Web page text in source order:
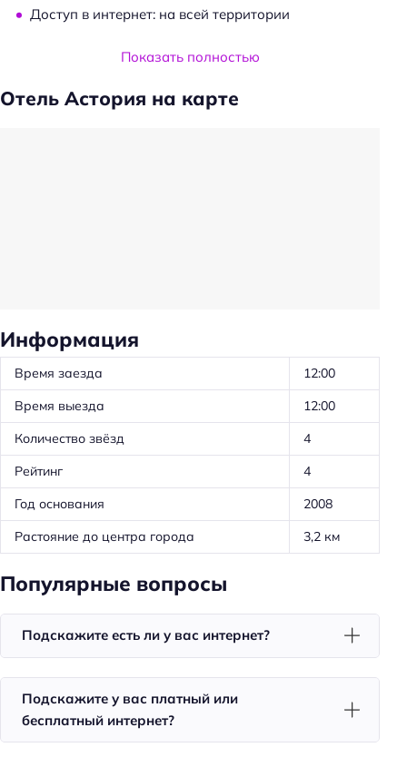
Доступ в интернет: на всей территории
Услуги и удобства
Оборудование для кухни: чайник
Тип сейфа: в номере
Удобства в номерах
Чай/кофе в номерах
Номера для некурящих
Телевизор в номере
Утюг
Уборка
Питание
Завтрак
Показать полностью
Отель Астория на карте
Информация
Время заезда
12:00
Время выезда
12:00
Количество звёзд
4
Рейтинг
4
Год основания
2008
Растояние до центра города
3,2 км
Популярные вопросы
Подскажите есть ли у вас интернет?
Подскажите у вас платный или
бесплатный интернет?